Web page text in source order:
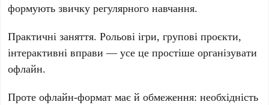
формують звичку регулярного навчання.
Практичні заняття. Рольові ігри, групові проєкти,
інтерактивні вправи — усе це простіше організувати
офлайн.
Проте офлайн-формат має й обмеження: необхідність